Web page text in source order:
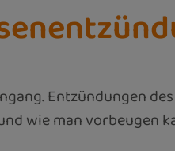
Entzündungen
wie man vorbeugen